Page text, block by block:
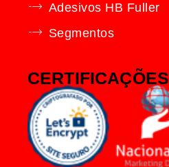
Adesivos HB Fuller
Segmentos
CERTIFICAÇÕES